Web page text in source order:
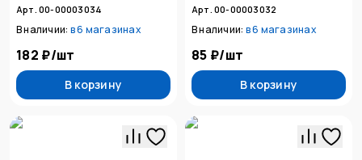
Арт. 00-00003034
В наличии: в6 магазинах
182 ₽/шт
В корзину
Арт. 00-00003032
В наличии: в6 магазинах
85 ₽/шт
В корзину